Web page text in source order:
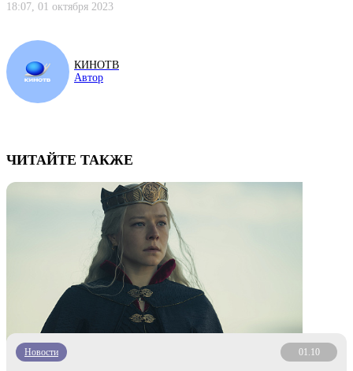
18:07, 01 октября 2023
КИНОТВ
Автор
ЧИТАЙТЕ ТАКЖЕ
Новости 01.10